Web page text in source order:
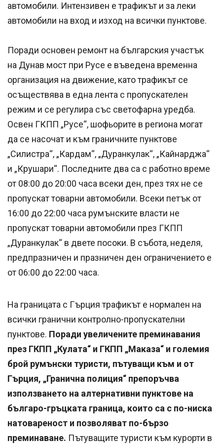
автомобили. Интензивен е трафикът и за леки
автомобили на вход и изход на всички пунктове.
Поради основен ремонт на българския участък
на Дунав мост при Русе е въведена временна
организация на движение, като трафикът се
осъществява в една лента с пропускателен
режим и се регулира със светофарна уредба.
Освен ГКПП „Русе“, шофьорите в региона могат
да се насочат и към граничните пунктове
„Силистра“, „Кардам“, „Дуранкулак“, „Кайнарджа“
и „Крушари“. Последните два са с работно време
от 08:00 до 20:00 часа всеки ден, през тях не се
пропускат товарни автомобили. Всеки петък от
16:00 до 22:00 часа румънските власти не
пропускат товарни автомобили през ГКПП
„Дуранкулак“ в двете посоки. В събота, неделя,
предпразничен и празничен ден ограничението е
от 06:00 до 22:00 часа.
На границата с Гърция трафикът е нормален на
всички гранични контролно-пропускателни
пунктове. Поради увеличените преминавания
през ГКПП „Кулата“ и ГКПП „Маказа“ и големия
брой румънски туристи, пътуващи към и от
Гърция, „Гранична полиция“ препоръчва
използването на алтернативни пунктове на
българо-гръцката граница, които са с по-ниска
натовареност и позволяват по-бързо
преминаване. Пътуващите туристи към курорти в